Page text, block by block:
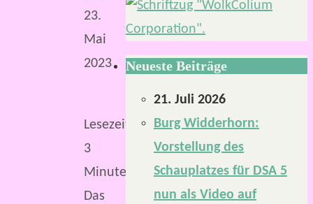
23.
Mai
2023
Lesezeit:
3
Minuten
Das
Neueste Beiträge
21. Juli 2026
Burg Widderhorn:
Vorstellung des
Schauplatzes für DSA 5
nun als Video auf